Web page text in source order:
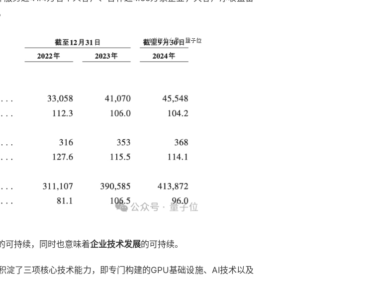
可持续，同时也意味着企业技术发展的可持续。
了三项核心技术能力，即专门构建的GPU基础设施、AI技术以及